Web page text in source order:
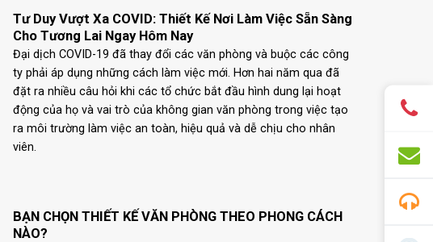
Tư Duy Vượt Xa COVID: Thiết Kế Nơi Làm Việc Sẵn Sàng
Cho Tương Lai Ngay Hôm Nay
Đại dịch COVID-19 đã thay đổi các văn phòng và buộc các công
ty phải áp dụng những cách làm việc mới. Hơn hai năm qua đã
đặt ra nhiều câu hỏi khi các tổ chức bắt đầu hình dung lại hoạt
động của họ và vai trò của không gian văn phòng trong việc tạo
ra môi trường làm việc an toàn, hiệu quả và dễ chịu cho nhân
viên.
BẠN CHỌN THIẾT KẾ VĂN PHÒNG THEO PHONG CÁCH
NÀO?